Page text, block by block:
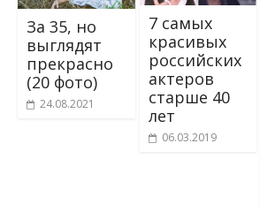
За 35, но
выглядят
прекрасно
(20 фото)
24.08.2021
7 самых
красивых
российских
актеров
старше 40
лет
06.03.2019